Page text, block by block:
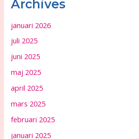
Archives
januari 2026
juli 2025
juni 2025
maj 2025
april 2025
mars 2025
februari 2025
januari 2025